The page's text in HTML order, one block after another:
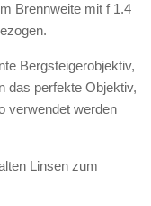
Brennweite mit f 1.4
Bergsteigerobjektiv,
das perfekte Objektiv,
verwendet werden
Linsen zum